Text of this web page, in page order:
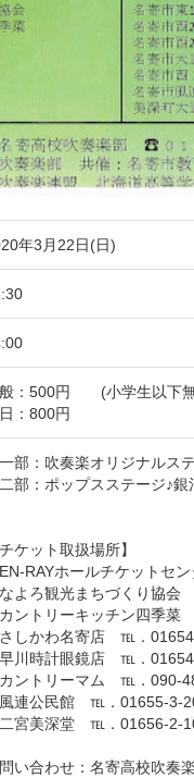
年3月22日(日)
：500円 (小学生以下
：800円
部：吹奏楽オリジナルス
部：ポップスステージ♪
チケット取扱場所】
EN-RAYホールチケット
なよろ観光まちづくり協
カントリーキッチン四季
さしかわ名寄店 ℡．
早川時計眼鏡店 ℡．
カントリーマム ℡．090-
風連公民館 ℡．01655-3-
二宮美深堂 ℡．01656-2-
い合わせ：名寄高校吹